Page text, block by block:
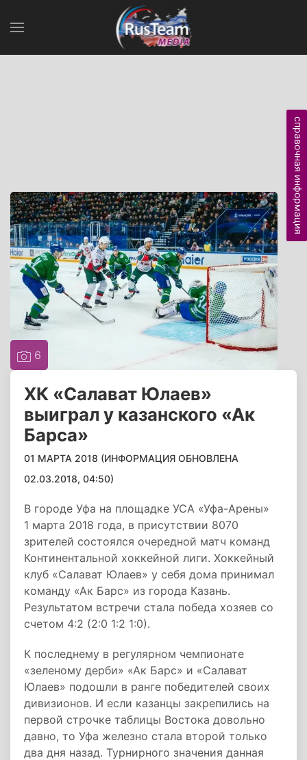
6
ХК «Салават Юлаев»
выиграл у казанского «Ак
Барса»
01 МАРТА 2018 (ИНФОРМАЦИЯ ОБНОВЛЕНА
02.03.2018, 04:50)
В городе Уфа на площадке УСА «Уфа-Арены»
1 марта 2018 года, в присутствии 8070
зрителей состоялся очередной матч команд
Континентальной хоккейной лиги. Хоккейный
клуб «Салават Юлаев» у себя дома принимал
команду «Ак Барс» из города Казань.
Результатом встречи стала победа хозяев со
счетом 4:2 (2:0 1:2 1:0).
К последнему в регулярном чемпионате
«зеленому дерби» «Ак Барс» и «Салават
Юлаев» подошли в ранге победителей своих
дивизионов. И если казанцы закрепились на
первой строчке таблицы Востока довольно
давно, то Уфа железно стала второй только
два дня назад. Турнирного значения данная
справочная информация